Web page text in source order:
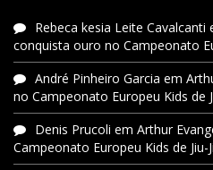
Rebeca kesia Leite Cavalcanti
conquista ouro no Campeonato
André Pinheiro Garcia em
no Campeonato Europeu Kids de
Denis Prucoli em Arthur
Campeonato Europeu Kids de Jiu-